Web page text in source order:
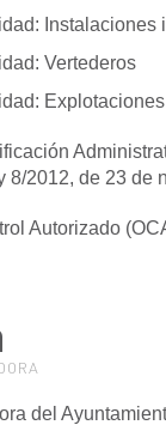
Instalaciones
Vertederos
8/2012, de 23 de
Autorizado
del